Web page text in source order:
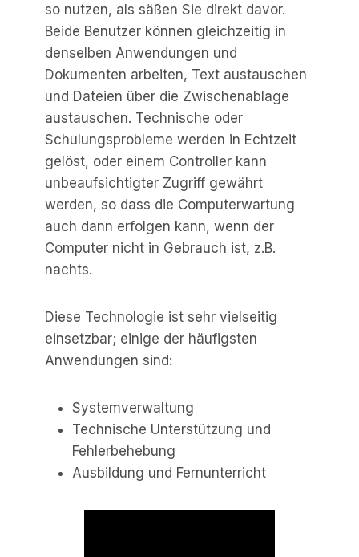
so nutzen, als säßen Sie direkt davor.
Beide Benutzer können gleichzeitig in
denselben Anwendungen und
Dokumenten arbeiten, Text austauschen
und Dateien über die Zwischenablage
austauschen. Technische oder
Schulungsprobleme werden in Echtzeit
gelöst, oder einem Controller kann
unbeaufsichtigter Zugriff gewährt
werden, so dass die Computerwartung
auch dann erfolgen kann, wenn der
Computer nicht in Gebrauch ist, z.B.
nachts.
Diese Technologie ist sehr vielseitig
einsetzbar; einige der häufigsten
Anwendungen sind:
Systemverwaltung
Technische Unterstützung und
Fehlerbehebung
Ausbildung und Fernunterricht